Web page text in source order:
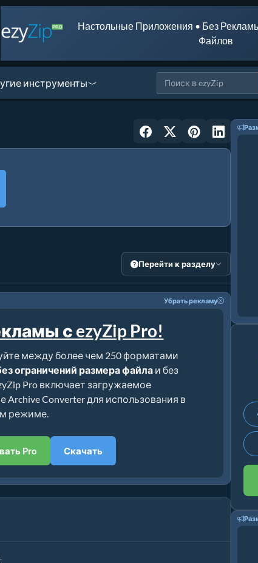
Настольные Приложения • Без
Файлов
инструменты
Перейти к разделу
Убрать рекламу
с ezyZip Pro!
между более чем 250 форматами
ограничений размера файла и без
Pro включает загружаемое
Archive Converter для использования в
режиме.
Pro Скачать